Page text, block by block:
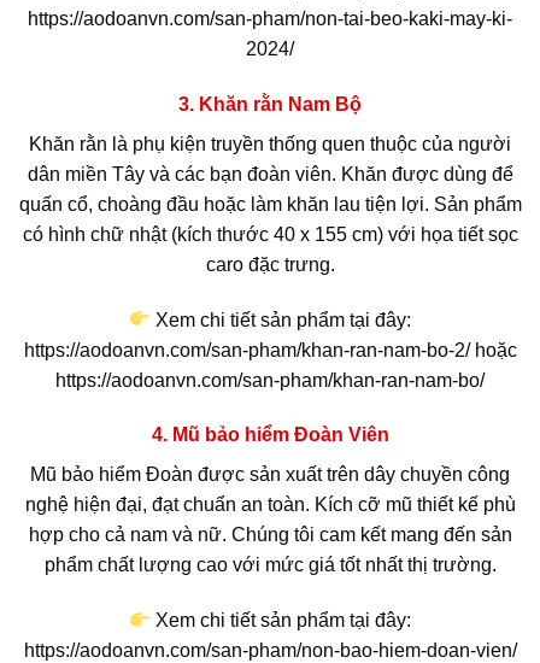
https://aodoanvn.com/san-pham/non-tai-beo-kaki-may-ki-
2024/
3. Khăn rằn Nam Bộ
Khăn rằn là phụ kiện truyền thống quen thuộc của người
dân miền Tây và các bạn đoàn viên. Khăn được dùng để
quấn cổ, choàng đầu hoặc làm khăn lau tiện lợi. Sản phẩm
có hình chữ nhật (kích thước 40 x 155 cm) với họa tiết sọc
caro đặc trưng.
Xem chi tiết sản phẩm tại đây:
https://aodoanvn.com/san-pham/khan-ran-nam-bo-2/ hoặc
https://aodoanvn.com/san-pham/khan-ran-nam-bo/
4. Mũ bảo hiểm Đoàn Viên
Mũ bảo hiểm Đoàn được sản xuất trên dây chuyền công
nghệ hiện đại, đạt chuẩn an toàn. Kích cỡ mũ thiết kế phù
hợp cho cả nam và nữ. Chúng tôi cam kết mang đến sản
phẩm chất lượng cao với mức giá tốt nhất thị trường.
Xem chi tiết sản phẩm tại đây:
https://aodoanvn.com/san-pham/non-bao-hiem-doan-vien/